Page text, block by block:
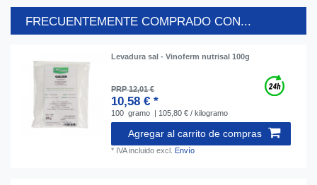
FRECUENTEMENTE COMPRADO CON...
Levadura sal - Vinoferm nutrisal 100g
PRP 12,01 €
10,58 € *
100 gramo | 105,80 € / kilogramo
Agregar al carrito de compras
* IVA incluido excl. Envío